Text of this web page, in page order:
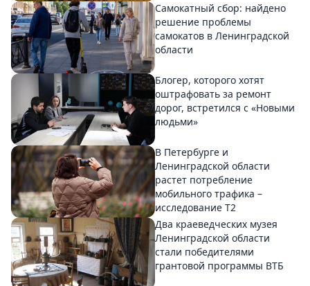
Самокатный сбор: найдено
решение проблемы
самокатов в Ленинградской
области
Блогер, которого хотят
оштрафовать за ремонт
дорог, встретился с «Новыми
людьми»
В Петербурге и
Ленинградской области
растет потребление
мобильного трафика –
исследование T2
Два краеведческих музея
Ленинградской области
стали победителями
грантовой программы ВТБ